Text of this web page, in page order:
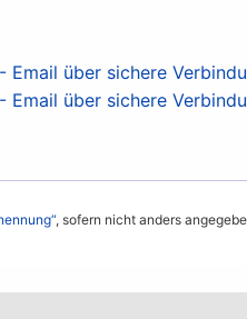
über sichere
über sichere
, sofern nicht anders